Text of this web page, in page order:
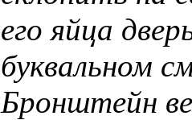
его яйца
буквальном
Бронштейн